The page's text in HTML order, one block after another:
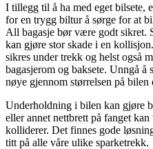
I tillegg til å ha med eget bilsete,
for en trygg biltur å sørge for at
All bagasje bør være godt sikret.
kan gjøre stor skade i en
sikres under trekk og helst også
bagasjerom og baksete. Unngå
nøye gjennom størrelsen på bilen
Underholdning i bilen kan gjøre
eller annet nettbrett på fanget
kolliderer. Det finnes gode
titt på alle våre ulike sparketrekk.